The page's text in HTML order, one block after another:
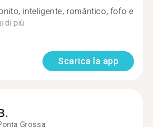
inteligente, romântico, fofo e
di più
Scarica la app
Grossa